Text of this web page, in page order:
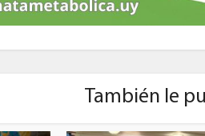
También le